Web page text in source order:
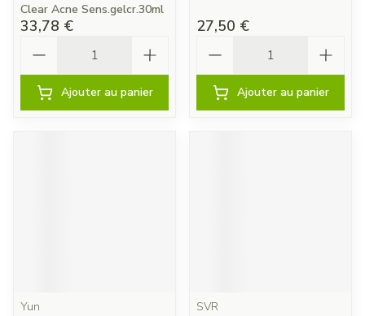
Clear Acne Sens.gelcr.30ml
33,78 €
Ajouter au panier
27,50 €
Ajouter au panier
Yun
SVR